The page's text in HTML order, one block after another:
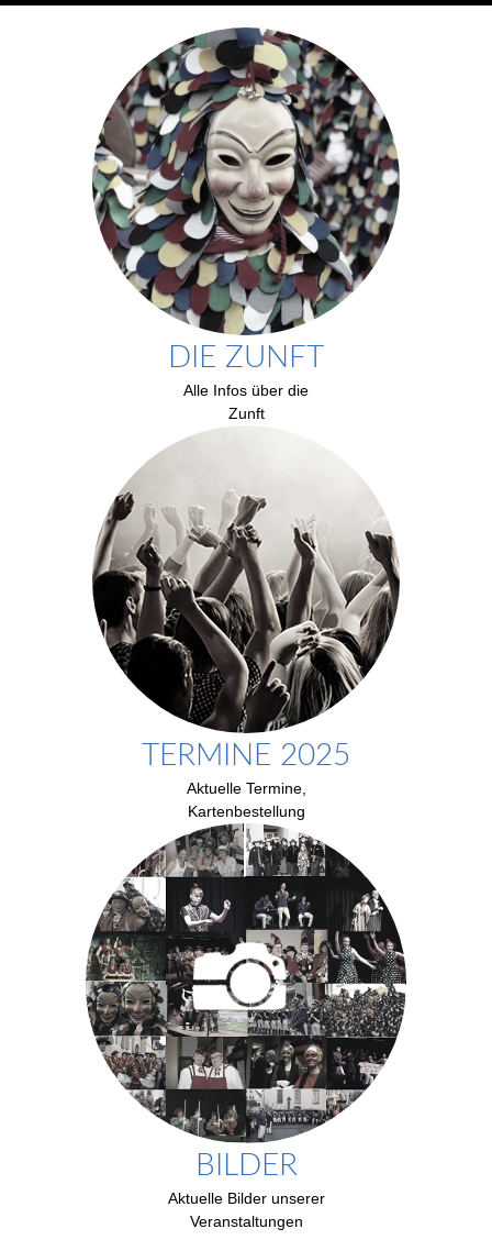
DIE ZUNFT
Alle Infos über die
Zunft
TERMINE 2025
Aktuelle Termine,
Kartenbestellung
BILDER
Aktuelle Bilder unserer
Veranstaltungen